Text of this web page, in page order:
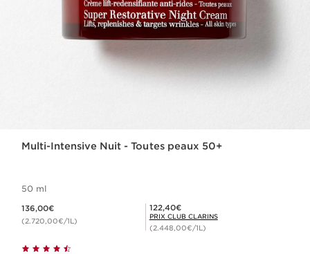
Multi-Intensive Nuit - Toutes peaux 50+
50 ml
136,00€
(2.720,00€/1L)
Prix Club Clarins 122,40€
122,40€
PRIX CLUB CLARINS
(2.448,00€/1L)